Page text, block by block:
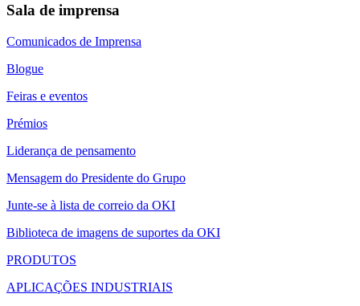
Sala de imprensa
Comunicados de Imprensa
Blogue
Feiras e eventos
Prémios
Liderança de pensamento
Mensagem do Presidente do Grupo
Junte-se à lista de correio da OKI
Biblioteca de imagens de suportes da OKI
PRODUTOS
APLICAÇÕES INDUSTRIAIS